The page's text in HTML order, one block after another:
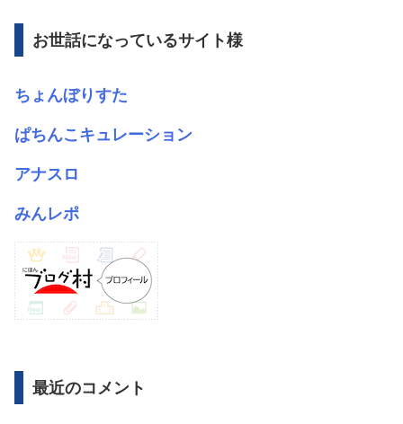
ブ
お世話になっているサイト様
ちょんぼりすた
ぱちんこキュレーション
アナスロ
みんレポ
最近のコメント